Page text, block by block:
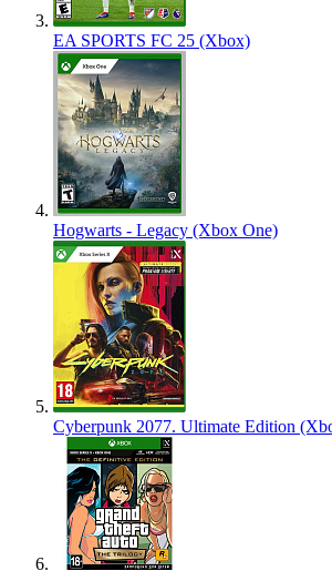
EA SPORTS FC 25 (Xbox)
Hogwarts - Legacy (Xbox One)
Cyberpunk 2077. Ultimate Edition